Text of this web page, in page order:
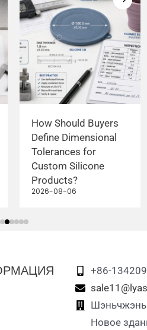
How Should Buyers
Define Dimensional
Tolerances for
Custom Silicone
Products?
2026-08-06
+86-
Шэньчжэнь
Новое